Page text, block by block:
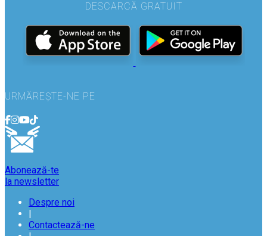
DESCARCĂ GRATUIT
URMĂREȘTE-NE PE
Abonează-te
la newsletter
Despre noi
|
Contactează-ne